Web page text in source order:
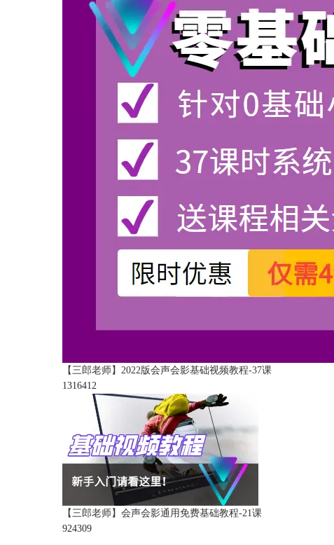
【三郎老师】2022版会声会影基础视频教程-37课
1316412
【三郎老师】会声会影通用免费基础教程-21课
924309